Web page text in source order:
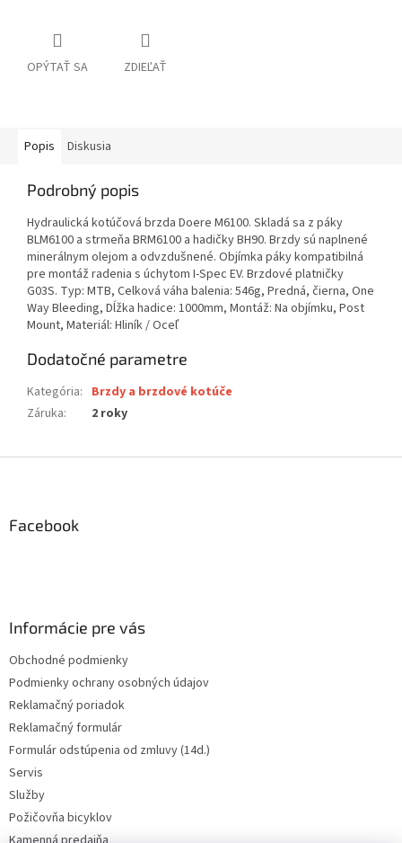
OPÝTAŤ SA ZDIEĽAŤ
Popis Diskusia
Podrobný popis
Hydraulická kotúčová brzda Doere M6100. Skladá sa z páky
BLM6100 a strmeňa BRM6100 a hadičky BH90. Brzdy sú naplnené
minerálnym olejom a odvzdušnené. Objímka páky kompatibilná
pre montáž radenia s úchytom I-Spec EV. Brzdové platničky
G03S. Typ: MTB, Celková váha balenia: 546g, Predná, čierna, One
Way Bleeding, Dĺžka hadice: 1000mm, Montáž: Na objímku, Post
Mount, Materiál: Hliník / Oceľ
Dodatočné parametre
Kategória: Brzdy a brzdové kotúče
Záruka: 2 roky
Facebook
Informácie pre vás
Obchodné podmienky
Podmienky ochrany osobných údajov
Reklamačný poriadok
Reklamačný formulár
Formulár odstúpenia od zmluvy (14d.)
Servis
Služby
Požičovňa bicyklov